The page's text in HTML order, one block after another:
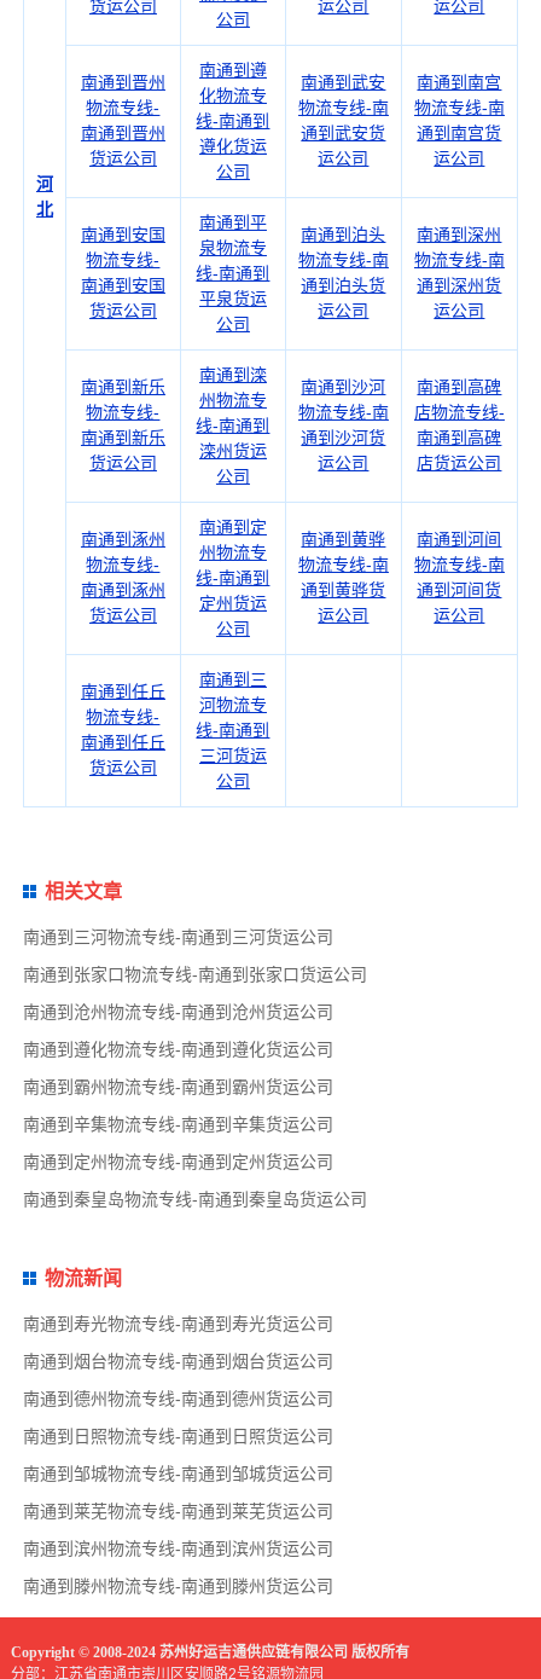
河
北
货运公司
公司
运公司
运公司
南通到晋州
物流专线-
南通到晋州
货运公司
南通到遵
化物流专
线-南通到
遵化货运
公司
南通到武安
物流专线-南
通到武安货
运公司
南通到南宫
物流专线-南
通到南宫货
运公司
南通到安国
物流专线-
南通到安国
货运公司
南通到平
泉物流专
线-南通到
平泉货运
公司
南通到泊头
物流专线-南
通到泊头货
运公司
南通到深州
物流专线-南
通到深州货
运公司
南通到新乐
物流专线-
南通到新乐
货运公司
南通到滦
州物流专
线-南通到
滦州货运
公司
南通到沙河
物流专线-南
通到沙河货
运公司
南通到高碑
店物流专线-
南通到高碑
店货运公司
南通到涿州
物流专线-
南通到涿州
货运公司
南通到定
州物流专
线-南通到
定州货运
公司
南通到黄骅
物流专线-南
通到黄骅货
运公司
南通到河间
物流专线-南
通到河间货
运公司
南通到任丘
物流专线-
南通到任丘
货运公司
南通到三
河物流专
线-南通到
三河货运
公司
相关文章
南通到三河物流专线-南通到三河货运公司
南通到张家口物流专线-南通到张家口货运公司
南通到沧州物流专线-南通到沧州货运公司
南通到遵化物流专线-南通到遵化货运公司
南通到霸州物流专线-南通到霸州货运公司
南通到辛集物流专线-南通到辛集货运公司
南通到定州物流专线-南通到定州货运公司
南通到秦皇岛物流专线-南通到秦皇岛货运公司
物流新闻
南通到寿光物流专线-南通到寿光货运公司
南通到烟台物流专线-南通到烟台货运公司
南通到德州物流专线-南通到德州货运公司
南通到日照物流专线-南通到日照货运公司
南通到邹城物流专线-南通到邹城货运公司
南通到莱芜物流专线-南通到莱芜货运公司
南通到滨州物流专线-南通到滨州货运公司
南通到滕州物流专线-南通到滕州货运公司
Copyright © 2008-2024 苏州好运吉通供应链有限公司 版权所有
分部：江苏省南通市崇川区安顺路2号铭源物流园